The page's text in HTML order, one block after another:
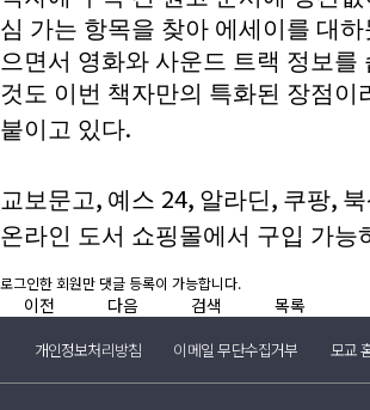
심 가는 항목을 찾아 에세이를 대하
으면서 영화와 사운드 트랙 정보를
것도 이번 책자만의 특화된 장점이
붙이고 있다.
교보문고, 예스 24, 알라딘, 쿠팡,
온라인 도서 쇼핑몰에서 구입 가능
로그인한 회원만 댓글 등록이 가능합니다.
이전 다음 검색 목록
개인정보처리방침 이메일 무단수집거부 모교